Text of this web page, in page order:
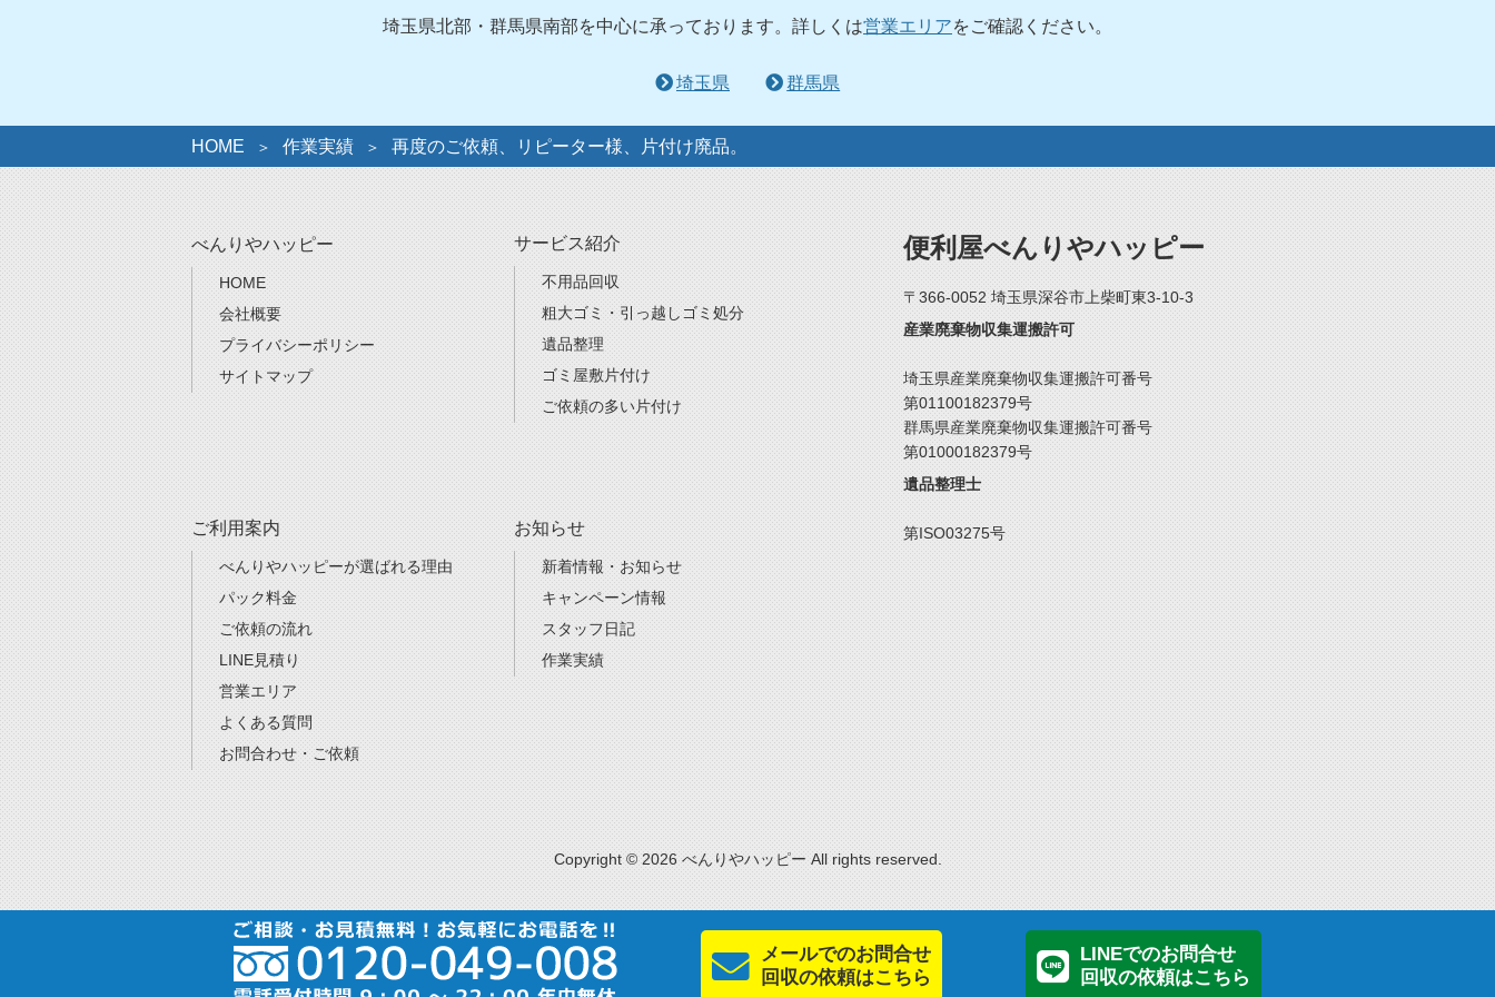
埼玉県北部・群馬県南部を中心に承っております。詳しくは営業エリアをご確認ください。
埼玉県 群馬県
HOME 作業実績 再度のご依頼、リピーター様、片付け廃品。
べんりやハッピー
HOME
会社概要
プライバシーポリシー
サイトマップ
サービス紹介
不用品回収
粗大ゴミ・引っ越しゴミ処分
遺品整理
ゴミ屋敷片付け
ご依頼の多い片付け
ご利用案内
べんりやハッピーが選ばれる理由
パック料金
ご依頼の流れ
LINE見積り
営業エリア
よくある質問
お問合わせ・ご依頼
お知らせ
新着情報・お知らせ
キャンペーン情報
スタッフ日記
作業実績
便利屋べんりやハッピー
〒366-0052 埼玉県深谷市上柴町東3-10-3
産業廃棄物収集運搬許可
埼玉県産業廃棄物収集運搬許可番号
第01100182379号
群馬県産業廃棄物収集運搬許可番号
第01000182379号
遺品整理士
第ISO03275号
Copyright © 2026 べんりやハッピー All rights reserved.
メールでのお問合せ
回収の依頼はこちら
LINEでのお問合せ
回収の依頼はこちら